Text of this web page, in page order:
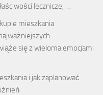
lecznicze, …
mieszkania
się z wieloma emocjami
i jak zaplanować